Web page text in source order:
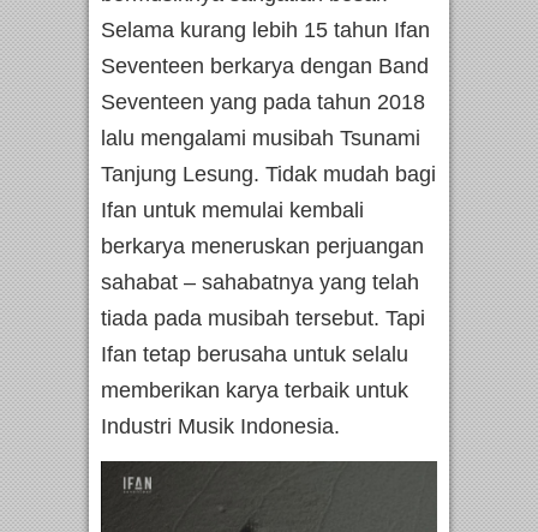
Selama kurang lebih 15 tahun Ifan
Seventeen berkarya dengan Band
Seventeen yang pada tahun 2018
lalu mengalami musibah Tsunami
Tanjung Lesung. Tidak mudah bagi
Ifan untuk memulai kembali
berkarya meneruskan perjuangan
sahabat – sahabatnya yang telah
tiada pada musibah tersebut. Tapi
Ifan tetap berusaha untuk selalu
memberikan karya terbaik untuk
Industri Musik Indonesia.